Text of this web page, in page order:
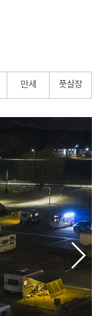
만세 풋살장